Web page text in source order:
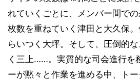
れていくごとに、メンバー間で
枚数を重ねていく津田と大久保
らいつく大坪。そして、圧倒的
く三上……。実質的な司会進行を
ーが黙々と作業を進める中、ト